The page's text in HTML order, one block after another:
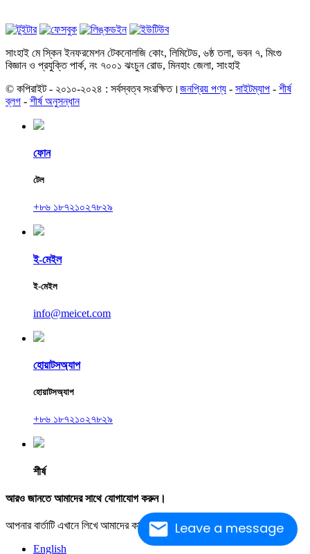
Leave a message
সাংহাই মে স্কিন ইনফরমেশন টেকনোলজি কোং, লিমিটেড, ৬ষ্ঠ তলা, ভবন ৭, মিংগু
বিজ্ঞান ও প্রযুক্তি পার্ক, নং ৭০০১ ঝংচুন রোড, মিনহাং জেলা, সাংহাই
© কপিরাইট - ২০১০-২০২৪ : সর্বস্বত্ব সংরক্ষিত। জনপ্রিয় পণ্য - সাইটম্যাপ - শীর্ষ
ব্লগ - শীর্ষ অনুসন্ধান
ফোন
টেল
+৮৬ ১৮৭২১০২৭৮২৯
ই-মেইল
ই-মেইল
info@meicet.com
হোয়াটসঅ্যাপ
হোয়াটসঅ্যাপ
+৮৬ ১৮৭২১০২৭৮২৯
শীর্ষ
আরও জানতে আমাদের সাথে যোগাযোগ করুন।
আপনার বার্তাটি এখানে লিখে আমাদের কাছে পাঠিয়ে দিন।
English